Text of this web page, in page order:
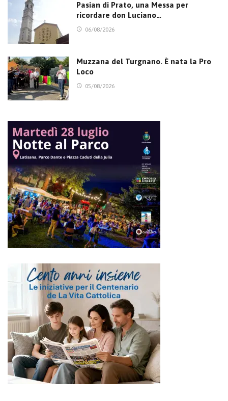
Pasian di Prato, una Messa per
ricordare don Luciano…
06/08/2026
Muzzana del Turgnano. È nata la Pro
Loco
05/08/2026